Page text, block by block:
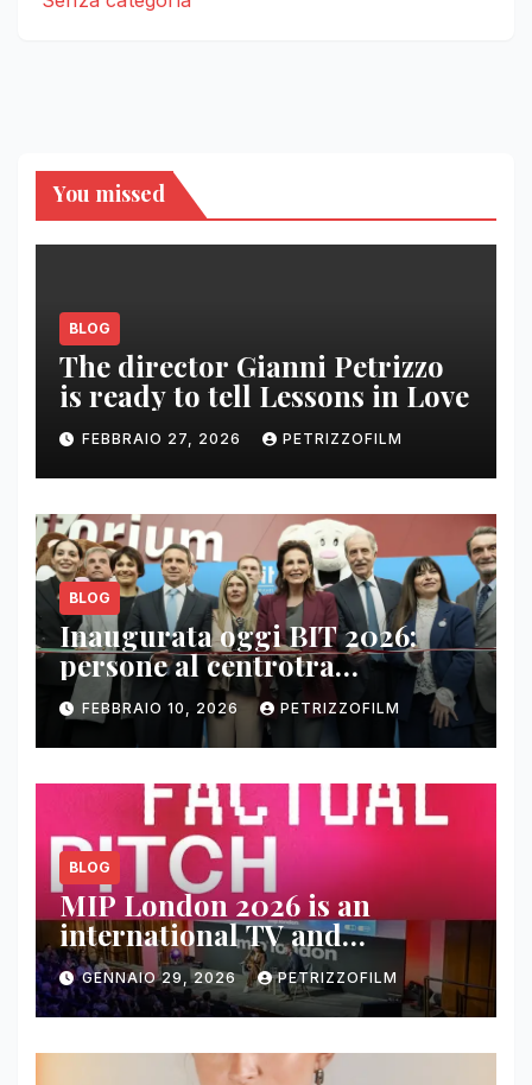
You missed
BLOG
The director Gianni Petrizzo
is ready to tell Lessons in Love
FEBBRAIO 27, 2026 PETRIZZOFILM
BLOG
Inaugurata oggi BIT 2026:
persone al centrotra
contenuti, relazioni e business
FEBBRAIO 10, 2026 PETRIZZOFILM
BLOG
MIP London 2026 is an
international TV and
streaming content market
GENNAIO 29, 2026 PETRIZZOFILM